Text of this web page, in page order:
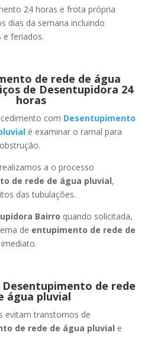
24 horas e frota própria
dias da semana incluindo
e feriados.
de rede de água
de Desentupidora 24
horas
com Desentupimento
é examinar o ramal para
a o processo
de rede de água pluvial,
das tubulações.
Bairro quando solicitada,
de entupimento de rede de
Desentupimento de rede
água pluvial
evitam transtornos de
de rede de água pluvial e